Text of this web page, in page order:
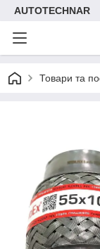
AUTOTECHNAR
Товари та